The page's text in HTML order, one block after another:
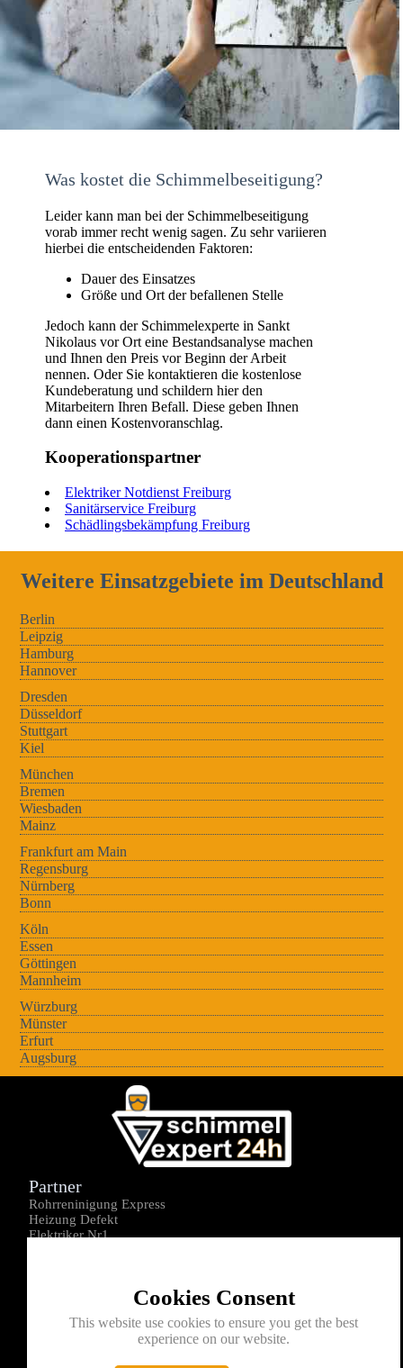
Was kostet die Schimmelbeseitigung?
Leider kann man bei der Schimmelbeseitigung
vorab immer recht wenig sagen. Zu sehr variieren
hierbei die entscheidenden Faktoren:
Dauer des Einsatzes
Größe und Ort der befallenen Stelle
Jedoch kann der Schimmelexperte in Sankt
Nikolaus vor Ort eine Bestandsanalyse machen
und Ihnen den Preis vor Beginn der Arbeit
nennen. Oder Sie kontaktieren die kostenlose
Kundeberatung und schildern hier den
Mitarbeitern Ihren Befall. Diese geben Ihnen
dann einen Kostenvoranschlag.
Kooperationspartner
Elektriker Notdienst Freiburg
Sanitärservice Freiburg
Schädlingsbekämpfung Freiburg
Weitere Einsatzgebiete im Deutschland
Berlin
Leipzig
Hamburg
Hannover
Dresden
Düsseldorf
Stuttgart
Kiel
München
Bremen
Wiesbaden
Mainz
Frankfurt am Main
Regensburg
Nürnberg
Bonn
Köln
Essen
Göttingen
Mannheim
Würzburg
Münster
Erfurt
Augsburg
Cookies Consent
This website use cookies to ensure you get the best
experience on our website.
Partner
Rohrreninigung Express
Heizung Defekt
Elektriker Nr1
Kontakt